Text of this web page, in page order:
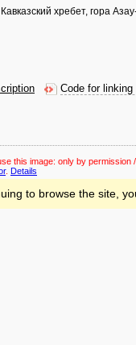
хребет, гора
Code for linking
this image: only by permission
. Details
to browse the site,